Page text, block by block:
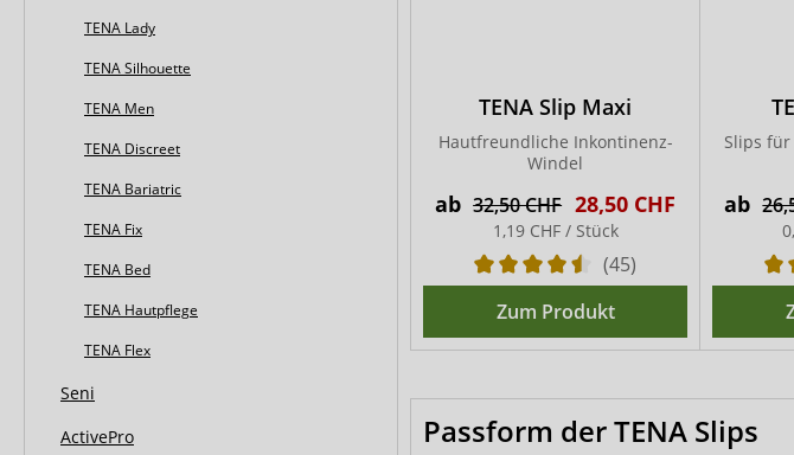
TENA Lady
TENA Silhouette
TENA Men
TENA Discreet
TENA Bariatric
TENA Fix
TENA Bed
TENA Hautpflege
TENA Flex
Seni
ActivePro
TENA Slip Maxi
Hautfreundliche Inkontinenz-
Windel
ab 32,50 CHF 28,50 CHF
1,19 CHF / Stück
(45)
Zum Produkt
Slips
ab
Passform der TENA Slips